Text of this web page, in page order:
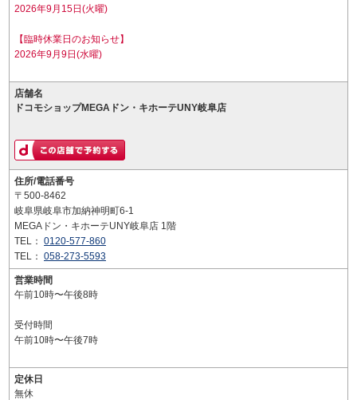
2026年9月15日(火曜)
【臨時休業日のお知らせ】
2026年9月9日(水曜)
店舗名
ドコモショップMEGAドン・キホーテUNY岐阜店
住所/電話番号
〒500-8462
岐阜県岐阜市加納神明町6-1
MEGAドン・キホーテUNY岐阜店 1階
TEL： 0120-577-860
TEL： 058-273-5593
営業時間
午前10時〜午後8時
受付時間
午前10時〜午後7時
定休日
無休